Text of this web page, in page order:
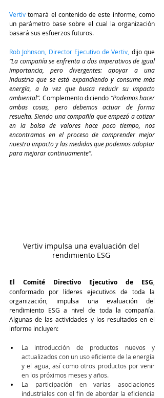
Vertiv tomará el contenido de este informe, como
un parámetro base sobre el cual la organización
basará sus esfuerzos futuros.
Rob Johnson, Director Ejecutivo de Vertiv,
“La compañía se enfrenta a dos imperativos de igual
importancia, pero divergentes: apoyar a una
industria que se está expandiendo y consume más
energía, a la vez que busca reducir su impacto
ambiental”. Complemento diciendo “Podemos hacer
ambas cosas, pero debemos actuar de forma
resuelta. Siendo una compañía que empezó a cotizar
en la bolsa de valores hace poco tiempo, nos
encontramos en el proceso de comprender mejor
nuestro impacto y las medidas que podemos adoptar
para mejorar continuamente”.
Vertiv impulsa una evaluación del
rendimiento ESG
El Comité Directivo Ejecutivo de ESG
conformado por líderes ejecutivos de toda la
organización, impulsa una evaluación del
rendimiento ESG a nivel de toda la compañía.
Algunas de las actividades y los resultados en el
informe incluyen:
La introducción de productos nuevos y
actualizados con un uso eficiente de la energía
y el agua, así como otros productos por venir
en los próximos meses y años.
La participación en varias asociaciones
industriales con el fin de abordar la eficiencia